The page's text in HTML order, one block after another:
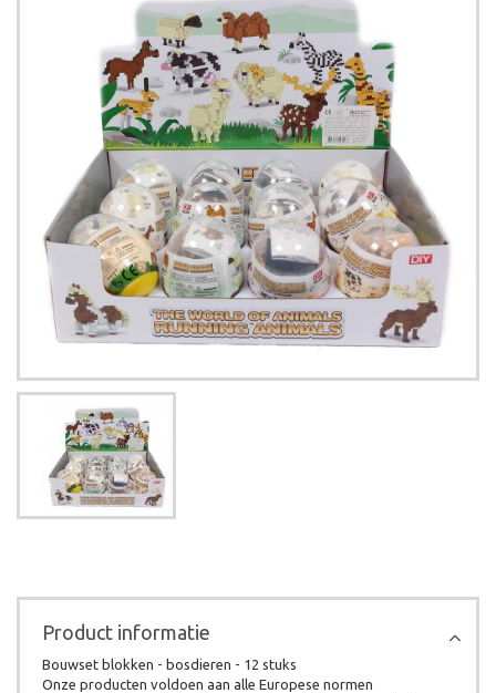
Product informatie
Bouwset blokken - bosdieren - 12 stuks
Onze producten voldoen aan alle Europese normen